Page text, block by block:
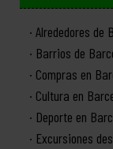
Alrededores de
Barrios de
Compras en
Cultura en
Deporte en
Excursiones